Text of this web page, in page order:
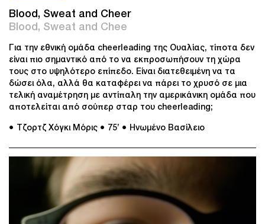
Blood, Sweat and Cheer
Blood, Sweat and Chee
Για την εθνική ομάδα cheerleading της Ουαλίας, τίποτα δεν
είναι πιο σημαντικό από το να εκπροσωπήσουν τη χώρα
τους στο υψηλότερο επίπεδο. Είναι διατεθειμένη να τα
δώσει όλα, αλλά θα καταφέρει να πάρει το χρυσό σε μια
τελική αναμέτρηση με αντίπαλη την αμερικάνικη ομάδα που
αποτελείται από σούπερ σταρ του cheerleading;
● Τζορτζ Χόγκι Μόρις ● 75’ ● Ηνωμένο Βασίλειο